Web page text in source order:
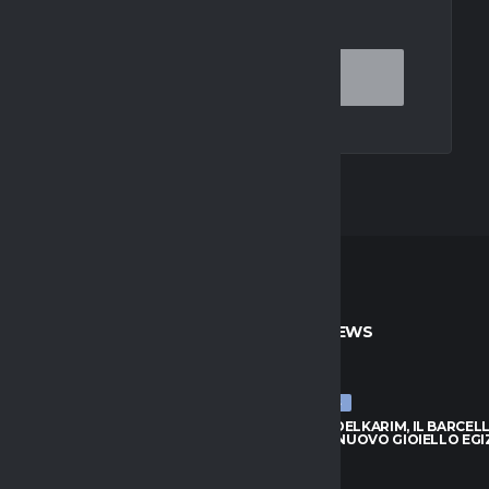
THE NEXT TIME I COMMENT.
ULTIME NEWS
ULTIME NEWS
HAMZA ABDELKARIM, IL
SCOPRE IL NUOVO GIOIELLO